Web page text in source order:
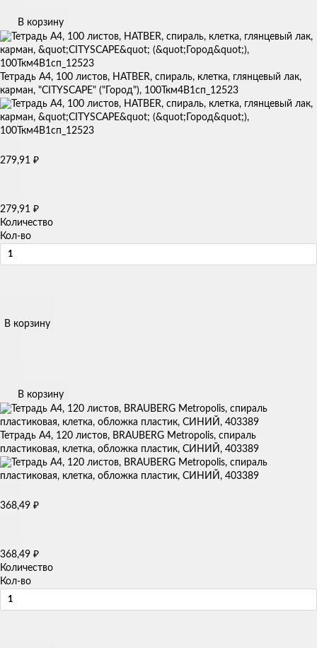
В корзину
Тетрадь А4, 100 листов, HATBER, спираль, клетка, глянцевый лак,
карман, "CITYSCAPE" ("Город"), 100Ткм4B1сп_12523
279,91 ₽
279,91 ₽
Количество
Кол-во
В корзину
В корзину
Тетрадь А4, 120 листов, BRAUBERG Metropolis, спираль
пластиковая, клетка, обложка пластик, СИНИЙ, 403389
368,49 ₽
368,49 ₽
Количество
Кол-во